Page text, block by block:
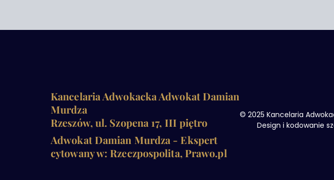
Kancelaria Adwokacka Adwokat Damian
Murdza
Rzeszów, ul. Szopena 17, III piętro
Adwokat Damian Murdza - Ekspert
cytowany w: Rzeczpospolita, Prawo.pl
© 2025 Kancelaria
Design i kodowanie